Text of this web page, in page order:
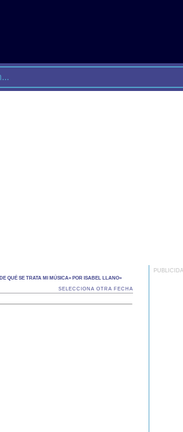
QUÉ SE TRATA MI MÚSICA» POR ISABEL LLANO»
SELECCIONA OTRA FECHA